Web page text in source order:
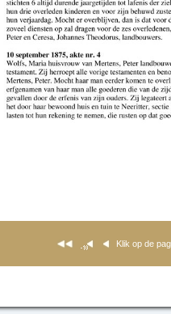
Klik op de